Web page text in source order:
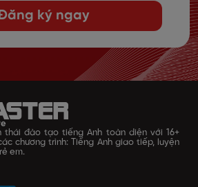
ký ngay
thái đào tạo tiếng Anh toàn diện với 16+
chương trình: Tiếng Anh giao tiếp, luyện
em.